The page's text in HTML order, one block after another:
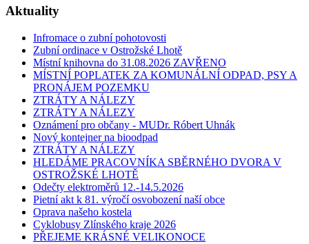
Aktuality
Infromace o zubní pohotovosti
Zubní ordinace v Ostrožské Lhotě
Místní knihovna do 31.08.2026 ZAVŘENO
MÍSTNÍ POPLATEK ZA KOMUNÁLNÍ ODPAD, PSY A
PRONÁJEM POZEMKU
ZTRÁTY A NÁLEZY
ZTRÁTY A NÁLEZY
Oznámení pro občany - MUDr. Róbert Uhnák
Nový kontejner na bioodpad
ZTRÁTY A NÁLEZY
HLEDÁME PRACOVNÍKA SBĚRNÉHO DVORA V
OSTROŽSKÉ LHOTĚ
Odečty elektroměrů 12.-14.5.2026
Pietní akt k 81. výročí osvobození naší obce
Oprava našeho kostela
Cyklobusy Zlínského kraje 2026
PŘEJEME KRÁSNÉ VELIKONOCE